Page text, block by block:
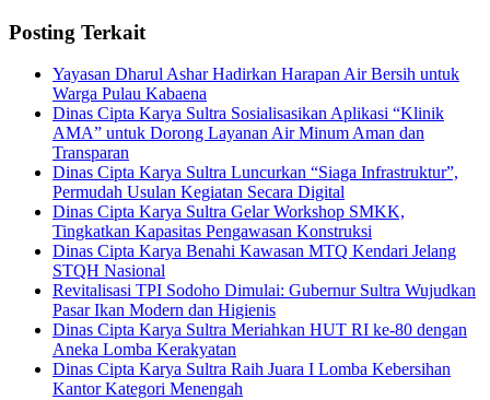
Posting Terkait
Yayasan Dharul Ashar Hadirkan Harapan Air Bersih untuk
Warga Pulau Kabaena
Dinas Cipta Karya Sultra Sosialisasikan Aplikasi “Klinik
AMA” untuk Dorong Layanan Air Minum Aman dan
Transparan
Dinas Cipta Karya Sultra Luncurkan “Siaga Infrastruktur”,
Permudah Usulan Kegiatan Secara Digital
Dinas Cipta Karya Sultra Gelar Workshop SMKK,
Tingkatkan Kapasitas Pengawasan Konstruksi
Dinas Cipta Karya Benahi Kawasan MTQ Kendari Jelang
STQH Nasional
Revitalisasi TPI Sodoho Dimulai: Gubernur Sultra Wujudkan
Pasar Ikan Modern dan Higienis
Dinas Cipta Karya Sultra Meriahkan HUT RI ke-80 dengan
Aneka Lomba Kerakyatan
Dinas Cipta Karya Sultra Raih Juara I Lomba Kebersihan
Kantor Kategori Menengah